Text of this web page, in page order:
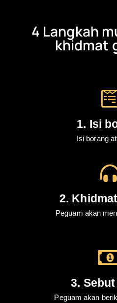
4 Langkah
khidmat
1. Isi
Isi borang
2.
Peguam akan
3.
Peguam akan